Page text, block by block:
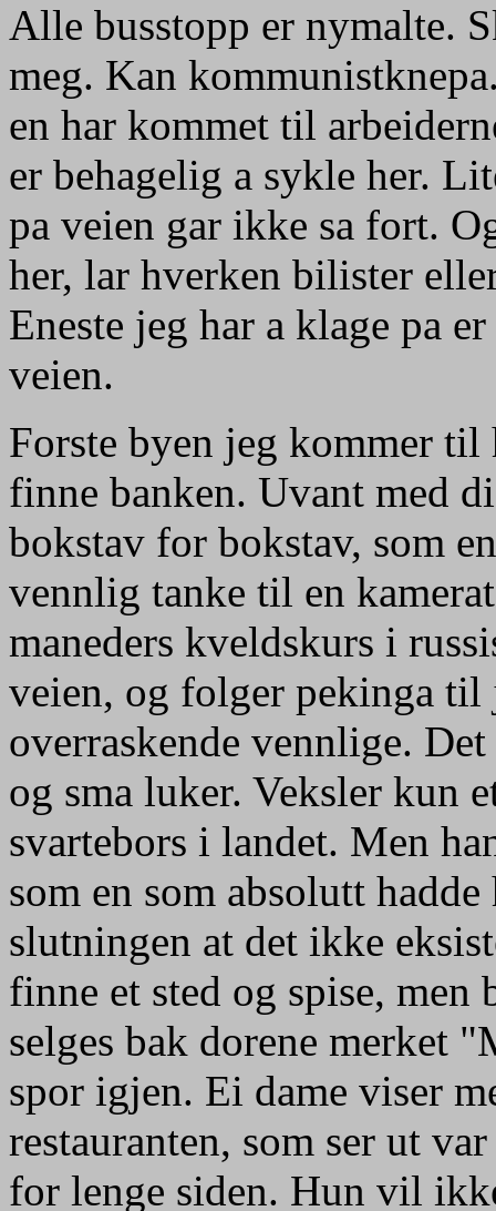
Alle busstopp er nymalte.
meg. Kan
en har kommet til
er behagelig a sykle her.
pa veien gar ikke sa fort.
her, lar hverken bilister
Eneste jeg har a klage pa
veien.
Forste byen jeg kommer til
finne banken. Uvant med
bokstav for bokstav, som
vennlig tanke til en
maneders kveldskurs i
veien, og folger pekinga til
overraskende vennlige.
og sma luker. Veksler kun
svartebors i landet. Men
som en som absolutt
slutningen at det ikke
finne et sted og spise,
selges bak dorene merket
spor igjen. Ei dame viser
restauranten, som ser ut
for lenge siden. Hun vil